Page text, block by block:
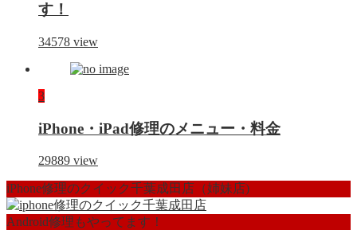
す！
34578 view
3
iPhone・iPad修理のメニュー・料金
29889 view
iPhone修理のクイック千葉成田店（姉妹店)
Android修理もやってます！